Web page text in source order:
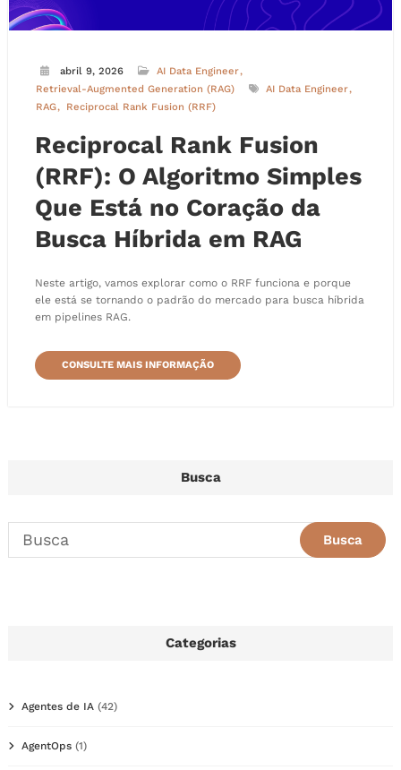
abril 9, 2026
AI Data Engineer
Retrieval-Augmented Generation (RAG)
AI Data Engineer
RAG
Reciprocal Rank Fusion (RRF)
Reciprocal Rank Fusion
(RRF): O Algoritmo Simples
Que Está no Coração da
Busca Híbrida em RAG
Neste artigo, vamos explorar como o RRF funciona e porque
ele está se tornando o padrão do mercado para busca híbrida
em pipelines RAG.
CONSULTE MAIS INFORMAÇÃO
Busca
Categorias
Agentes de IA (42)
AgentOps (1)